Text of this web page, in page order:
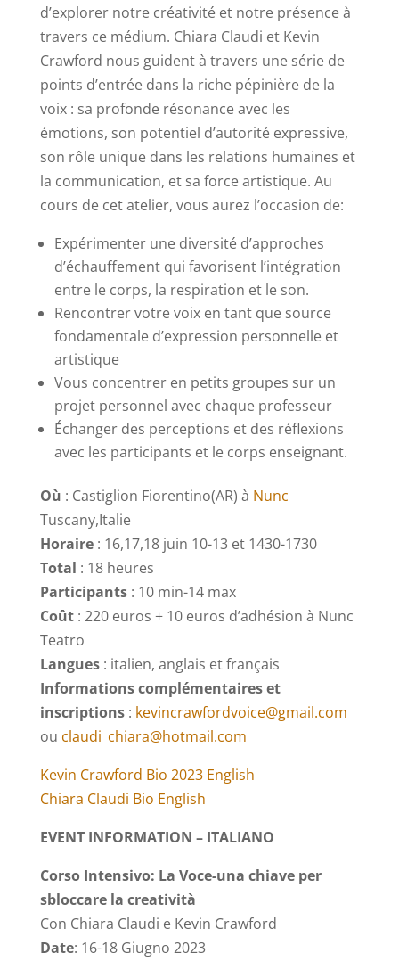
d’explorer notre créativité et notre présence à
travers ce médium. Chiara Claudi et Kevin
Crawford nous guident à travers une série de
points d’entrée dans la riche pépinière de la
voix : sa profonde résonance avec les
émotions, son potentiel d’autorité expressive,
son rôle unique dans les relations humaines et
la communication, et sa force artistique. Au
cours de cet atelier, vous aurez l’occasion de:
Expérimenter une diversité d’approches
d’échauffement qui favorisent l’intégration
entre le corps, la respiration et le son.
Rencontrer votre voix en tant que source
fondamentale d’expression personnelle et
artistique
Vous concentrer en petits groupes sur un
projet personnel avec chaque professeur
Échanger des perceptions et des réflexions
avec les participants et le corps enseignant.
Où : Castiglion Fiorentino(AR) à Nunc
Tuscany,Italie
Horaire: 16,17,18 juin 10-13 et 1430-1730
Total : 18 heures
Participants: 10 min-14 max
Coût: 220 euros + 10 euros d’adhésion à Nunc
Teatro
Langues: italien, anglais et français
Informations complémentaires et
inscriptions: kevincrawfordvoice@gmail.com
ou claudi_chiara@hotmail.com
Kevin Crawford Bio 2023 English
Chiara Claudi Bio English
EVENT INFORMATION – ITALIANO
Corso Intensivo: La Voce-una chiave per
sbloccare la creatività
Con Chiara Claudi e Kevin Crawford
Date: 16-18 Giugno 2023